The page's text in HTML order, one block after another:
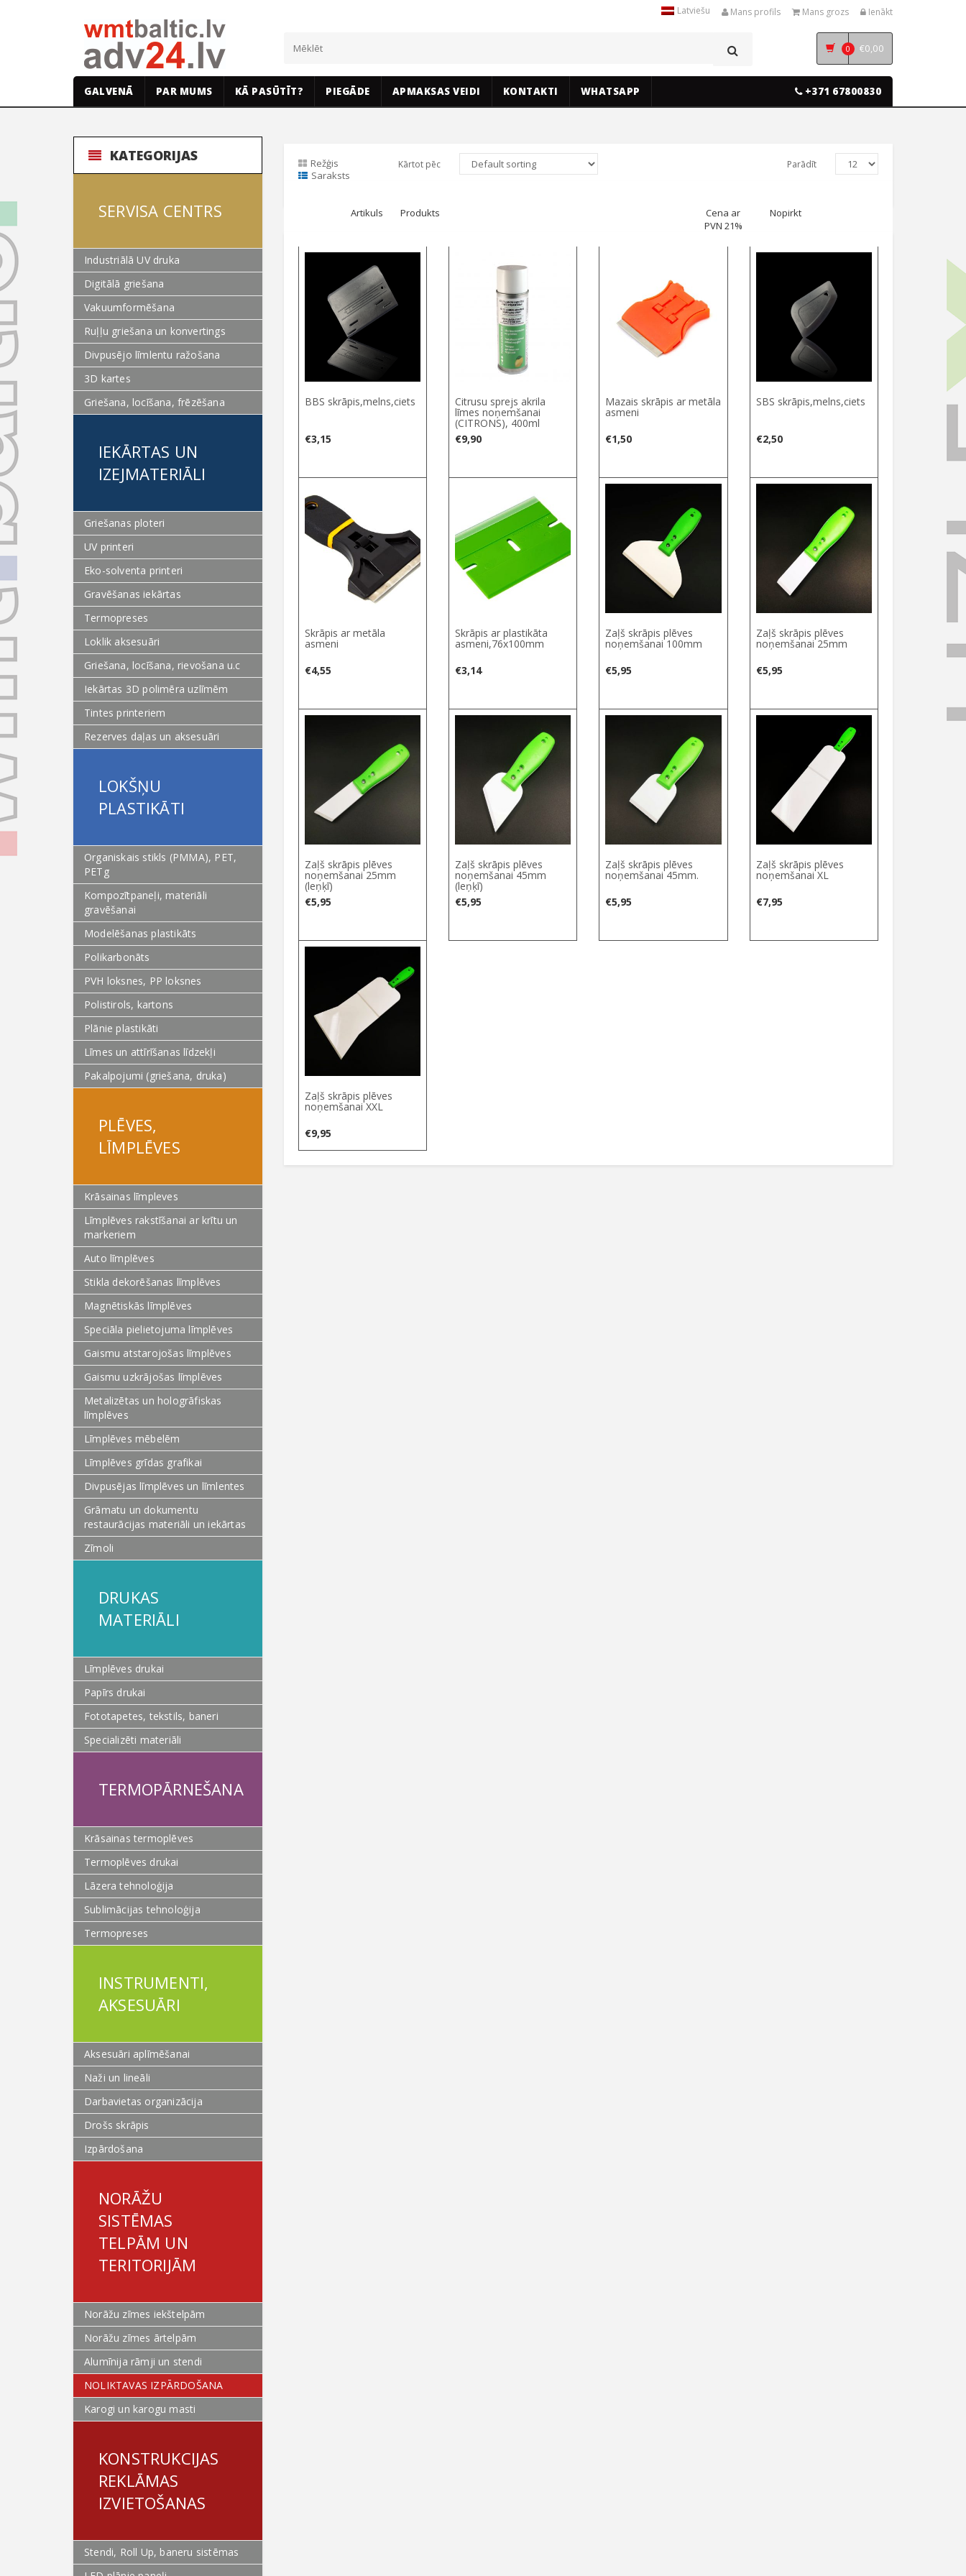
Latviešu Mans profils Mans grozs Ienākt
0 €0,00
GALVENĀ PAR MUMS KĀ PASŪTĪT? PIEGĀDE APMAKSAS VEIDI KONTAKTI WHATSAPP +371 67800830
KATEGORIJAS
SERVISA CENTRS
Industriālā UV druka
Digitālā griešana
Vakuumformēšana
Ruļļu griešana un konvertings
Divpusējo līmlentu ražošana
3D kartes
Griešana, locīšana, frēzēšana
IEKĀRTAS UN
IZEJMATERIĀLI
Griešanas ploteri
UV printeri
Eko-solventa printeri
Gravēšanas iekārtas
Termopreses
Loklik aksesuāri
Griešana, locīšana, rievošana u.c
Iekārtas 3D polimēra uzlīmēm
Tintes printeriem
Rezerves daļas un aksesuāri
LOKŠŅU
PLASTIKĀTI
Organiskais stikls (PMMA), PET,
PETg
Kompozītpaneļi, materiāli
gravēšanai
Modelēšanas plastikāts
Polikarbonāts
PVH loksnes, PP loksnes
Polistirols, kartons
Plānie plastikāti
Līmes un attīrīšanas līdzekļi
Pakalpojumi (griešana, druka)
PLĒVES,
LĪMPLĒVES
Krāsainas līmpleves
Līmplēves rakstīšanai ar krītu un
markeriem
Auto līmplēves
Stikla dekorēšanas līmplēves
Magnētiskās līmplēves
Speciāla pielietojuma līmplēves
Gaismu atstarojošas līmplēves
Gaismu uzkrājošas līmplēves
Metalizētas un hologrāfiskas
līmplēves
Līmplēves mēbelēm
Līmplēves grīdas grafikai
Divpusējas līmplēves un līmlentes
Grāmatu un dokumentu
restaurācijas materiāli un iekārtas
Zīmoli
DRUKAS
MATERIĀLI
Līmplēves drukai
Papīrs drukai
Fototapetes, tekstils, baneri
Specializēti materiāli
TERMOPĀRNEŠANA
Krāsainas termoplēves
Termoplēves drukai
Lāzera tehnoloģija
Sublimācijas tehnoloģija
Termopreses
INSTRUMENTI,
AKSESUĀRI
Aksesuāri aplīmēšanai
Naži un lineāli
Darbavietas organizācija
Drošs skrāpis
Izpārdošana
NORĀŽU
SISTĒMAS
TELPĀM UN
TERITORIJĀM
Norāžu zīmes iekštelpām
Norāžu zīmes ārtelpām
Alumīnija rāmji un stendi
NOLIKTAVAS IZPĀRDOŠANA
Karogi un karogu masti
KONSTRUKCIJAS
REKLĀMAS
IZVIETOŠANAS
Stendi, Roll Up, baneru sistēmas
Režģis
Saraksts
Kārtot pēc Parādīt
Artikuls Produkts
Cena ar
PVN 21%
Nopirkt
BBS skrāpis,melns,ciets
€3,15
Citrusu sprejs akrila
līmes noņemšanai
(CITRONS), 400ml
€9,90
Mazais skrāpis ar metāla
asmeni
€1,50
SBS skrāpis,melns,ciets
€2,50
Skrāpis ar metāla
asmeni
€4,55
Skrāpis ar plastikāta
asmeni,76x100mm
€3,14
Zaļš skrāpis plēves
noņemšanai 100mm
€5,95
Zaļš skrāpis plēves
noņemšanai 25mm
€5,95
Zaļš skrāpis plēves
noņemšanai 25mm
(leņķī)
€5,95
Zaļš skrāpis plēves
noņemšanai 45mm
(leņķī)
€5,95
Zaļš skrāpis plēves
noņemšanai 45mm.
€5,95
Zaļš skrāpis plēves
noņemšanai XL
€7,95
Zaļš skrāpis plēves
noņemšanai XXL
€9,95